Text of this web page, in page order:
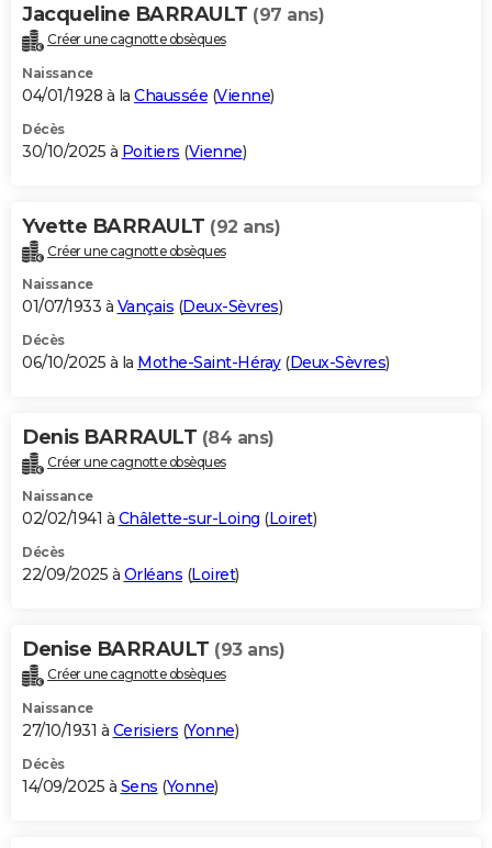
Jacqueline BARRAULT (97 ans)
Créer une cagnotte obsèques
Naissance
04/01/1928 à la Chaussée (Vienne)
Décès
30/10/2025 à Poitiers (Vienne)
Yvette BARRAULT (92 ans)
Créer une cagnotte obsèques
Naissance
01/07/1933 à Vançais (Deux-Sèvres)
Décès
06/10/2025 à la Mothe-Saint-Héray(Deux-Sèvres)
Denis BARRAULT (84 ans)
Créer une cagnotte obsèques
Naissance
02/02/1941 à Châlette-sur-Loing (Loiret)
Décès
22/09/2025 à Orléans (Loiret)
Denise BARRAULT (93 ans)
Créer une cagnotte obsèques
Naissance
27/10/1931 à Cerisiers (Yonne)
Décès
14/09/2025 à Sens (Yonne)